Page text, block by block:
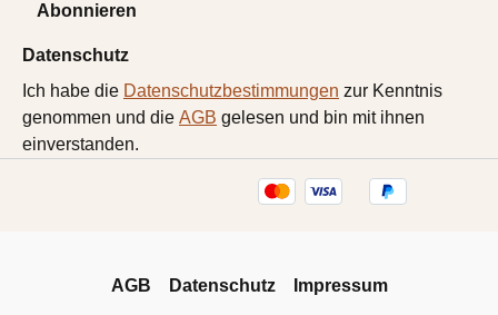
Abonnieren
Datenschutz
Ich habe die Datenschutzbestimmungen zur Kenntnis
genommen und die AGB gelesen und bin mit ihnen
einverstanden.
AGB Datenschutz Impressum